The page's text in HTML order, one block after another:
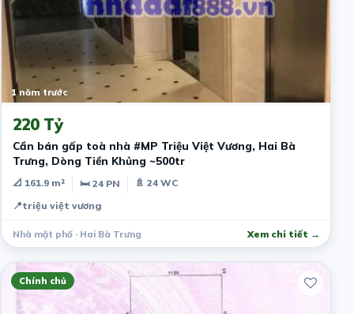
1 năm trước
220 Tỷ
Cần bán gấp toà nhà #MP Triệu Việt Vương, Hai Bà
Trưng, Dòng Tiền Khủng ~500tr
📐 161.9 m² 🛏 24 PN
🚿 24 WC
📍triệu việt vương
Nhà mặt phố · Hai Bà Trưng Xem chi tiết →
Chính chủ